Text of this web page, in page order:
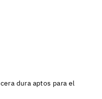
dura aptos para el